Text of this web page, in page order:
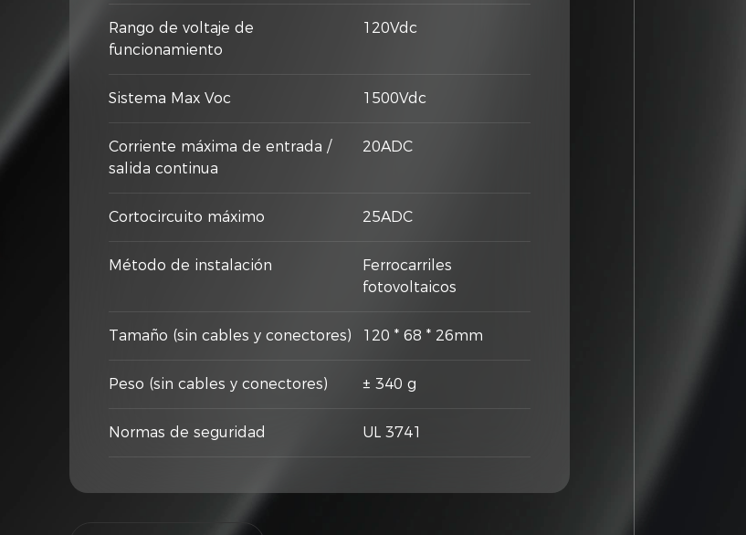
Rango de voltaje de
funcionamiento
120Vdc
Sistema Max Voc 1500Vdc
Corriente máxima de entrada /
salida continua
20ADC
Cortocircuito máximo 25ADC
Método de instalación
Ferrocarriles
fotovoltaicos
Tamaño (sin cables y conectores) 120 * 68 * 26mm
Peso (sin cables y conectores) ± 340 g
Normas de seguridad UL 3741